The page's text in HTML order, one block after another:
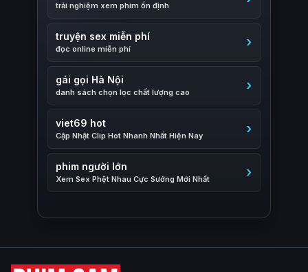
trải nghiệm xem phim ổn định
truyện sex miễn phí
đọc online miễn phí
gái gọi Hà Nội
danh sách chọn lọc chất lượng cao
viet69 hot
Cập Nhật Clip Hot Nhanh Nhất Hiện Nay
phim người lớn
Xem Sex Phệt Nhau Cực Sướng Mới Nhất